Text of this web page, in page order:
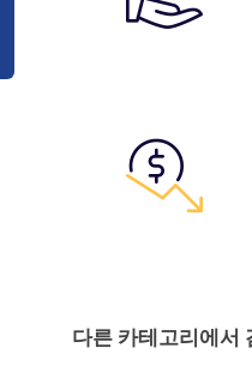
다른 카테고리에서